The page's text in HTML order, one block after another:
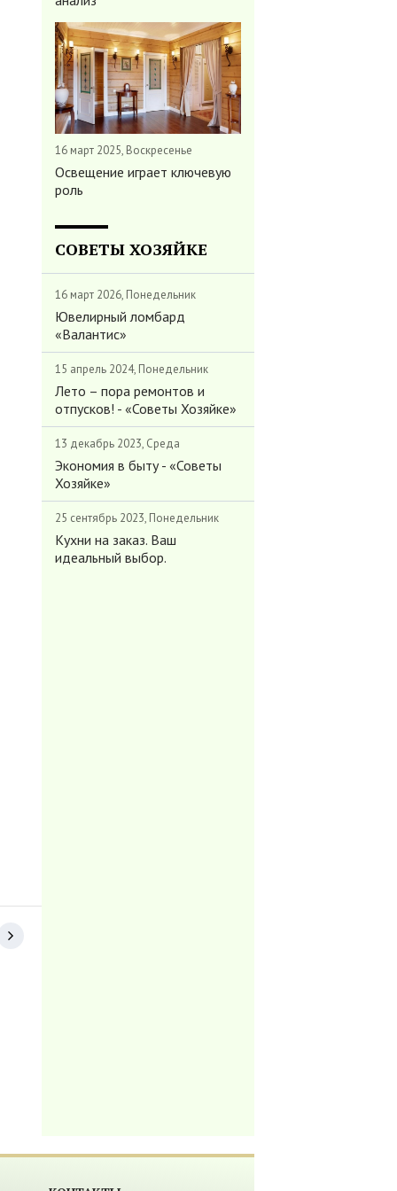
16 март 2025, Воскресенье
Освещение играет ключевую
роль
СОВЕТЫ ХОЗЯЙКЕ
16 март 2026, Понедельник
Ювелирный ломбард
«Валантис»
15 апрель 2024, Понедельник
Лето – пора ремонтов и
отпусков! - «Советы Хозяйке»
13 декабрь 2023, Среда
Экономия в быту - «Советы
Хозяйке»
25 сентябрь 2023, Понедельник
Кухни на заказ. Ваш
идеальный выбор.